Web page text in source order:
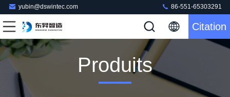
yubin@dswintec.com 86-551-65303291
Citation
Produits